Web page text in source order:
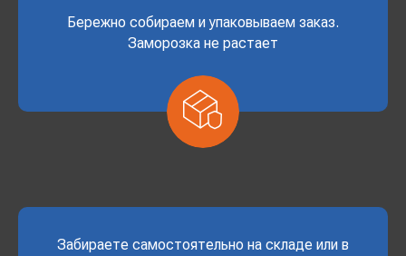
Бережно собираем и упаковываем заказ.
Заморозка не растает
Забираете самостоятельно на складе или в